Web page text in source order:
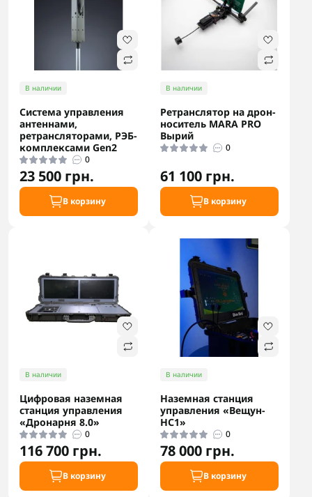
В наличии
Система управления
антеннами,
ретрансляторами, РЭБ-
комплексами Gen2
0
23 500 грн.
В корзину
В наличии
Ретранслятор на дрон-
носитель MARA PRO
Вырий
0
61 100 грн.
В корзину
В наличии
Цифровая наземная
станция управления
«Дронарня 8.0»
0
116 700 грн.
В корзину
В наличии
Наземная станция
управления «Вещун-
НС1»
0
78 000 грн.
В корзину